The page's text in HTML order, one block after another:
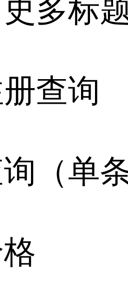
多标
查询
（单